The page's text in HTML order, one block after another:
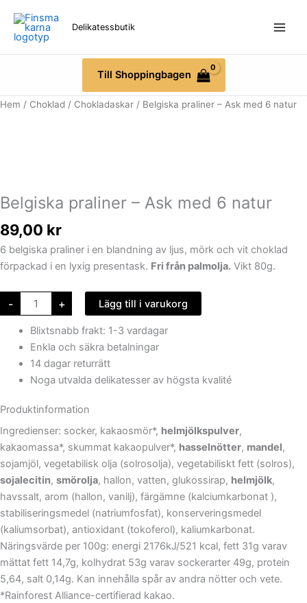
innehåll
Delikatessbutik
Till Shoppingbagen
Hem / Choklad / Chokladaskar / Belgiska praliner – Ask med 6 natur
Belgiska praliner – Ask med 6 natur
89,00 kr
6 belgiska praliner i en blandning av ljus, mörk och vit choklad
förpackad i en lyxig presentask. Fri från palmolja. Vikt 80g.
-
Belgiska
praliner
+ Lägg till i varukorg
Blixtsnabb frakt: 1-3 vardagar
Enkla och säkra betalningar
14 dagar returrätt
Noga utvalda delikatesser av högsta kvalité
Produktinformation
Ingredienser: socker, kakaosmör*, helmjölkspulver,
kakaomassa*, skummat kakaopulver*, hasselnötter, mandel,
sojamjöl, vegetabilisk olja (solrosolja), vegetabiliskt fett (solros),
sojalecitin, smörolja, hallon, vatten, glukossirap, helmjölk,
havssalt, arom (hallon, vanilj), färgämne (kalciumkarbonat ),
stabiliseringsmedel (natriumfosfat), konserveringsmedel
(kaliumsorbat), antioxidant (tokoferol), kaliumkarbonat.
Näringsvärde per 100g: energi 2176kJ/521 kcal, fett 31g varav
mättat fett 14,7g, kolhydrat 53g varav sockerarter 49g, protein
5,64, salt 0,14g. Kan innehålla spår av andra nötter och vete.
*Rainforest Alliance-certifierad kakao.